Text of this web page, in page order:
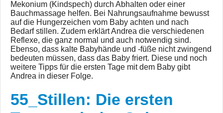
Mekonium (Kindspech) durch Abhalten oder einer
Bauchmassage helfen. Bei Nahrungsaufnahme bewusst
auf die Hungerzeichen vom Baby achten und nach
Bedarf stillen. Zudem erklärt Andrea die verschiedenen
Reflexe, die ganz normal und auch notwendig sind.
Ebenso, dass kalte Babyhände und -füße nicht zwingend
bedeuten müssen, dass das Baby friert. Diese und noch
weitere Tipps für die ersten Tage mit dem Baby gibt
Andrea in dieser Folge.
55_Stillen: Die ersten